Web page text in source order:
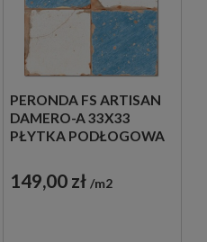
PERONDA FS ARTISAN
DAMERO-A 33X33
PŁYTKA PODŁOGOWA
149,00 zł m2